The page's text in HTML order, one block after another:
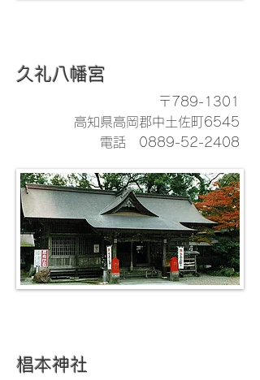
久礼八幡宮
〒789-1301
高知県高岡郡中土佐町6545
電話 0889-52-2408
椙本神社